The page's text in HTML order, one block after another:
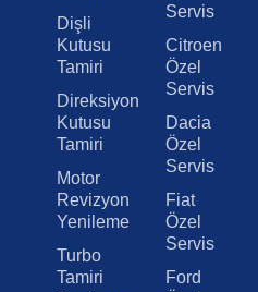
Dişli
Kutusu
Tamiri
Direksiyon
Kutusu
Tamiri
Motor
Revizyon
Yenileme
Turbo
Tamiri
Servis
Citroen
Özel
Servis
Dacia
Özel
Servis
Fiat
Özel
Servis
Ford